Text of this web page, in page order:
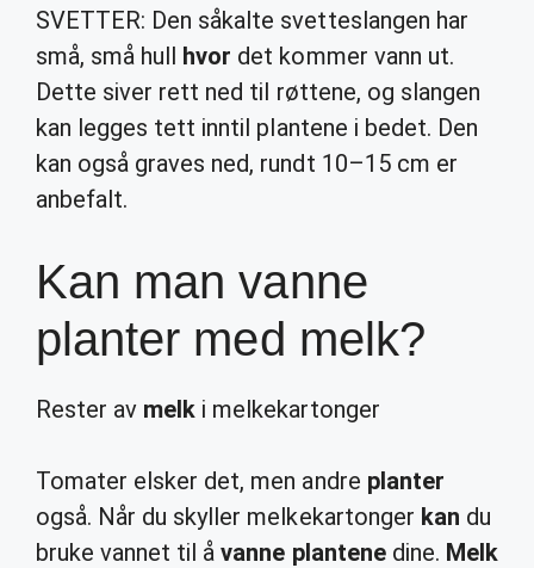
SVETTER: Den såkalte svetteslangen har
små, små hull hvor det kommer vann ut.
Dette siver rett ned til røttene, og slangen
kan legges tett inntil plantene i bedet. Den
kan også graves ned, rundt 10–15 cm er
anbefalt.
Kan man vanne
planter med melk?
Rester av melk i melkekartonger
Tomater elsker det, men andre planter
også. Når du skyller melkekartonger kan du
bruke vannet til åvanne plantenedine. Melk